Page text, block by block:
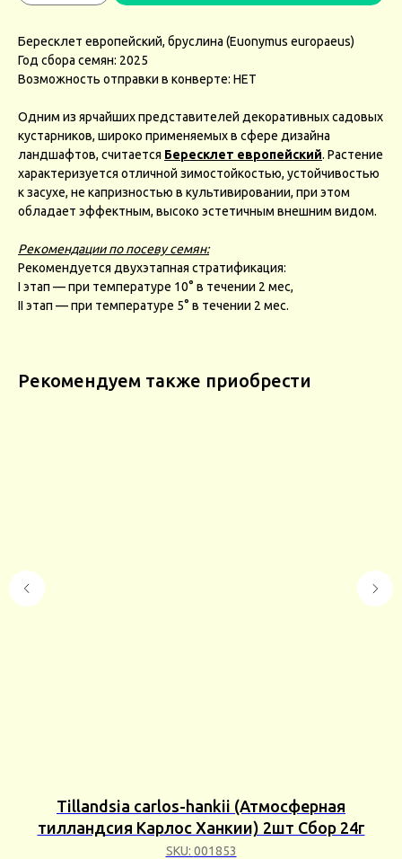
Бересклет европейский, бруслина (Euonymus europaeus)
Год сбора семян: 2025
Возможность отправки в конверте: НЕТ
Одним из ярчайших представителей декоративных садовых
кустарников, широко применяемых в сфере дизайна
ландшафтов, считается Бересклет европейский. Растение
характеризуется отличной зимостойкостью, устойчивостью
к засухе, не капризностью в культивировании, при этом
обладает эффектным, высоко эстетичным внешним видом.
Рекомендации по посеву семян:
Рекомендуется двухэтапная стратификация:
I этап — при температуре 10° в течении 2 мес,
II этап — при температуре 5° в течении 2 мес.
Рекомендуем также приобрести
Tillandsia carlos-hankii (Атмосферная
тилландсия Карлос Ханкии) 2шт Сбор 24г
SKU: 001853